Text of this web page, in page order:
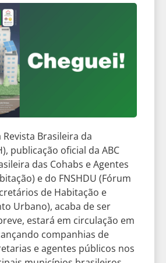
Revista Brasileira da
publicação oficial da ABC
das Cohabs e Agentes
e do FNSHDU (Fórum
de Habitação e
Urbano), acaba de ser
estará em circulação em
companhias de
e agentes públicos nos